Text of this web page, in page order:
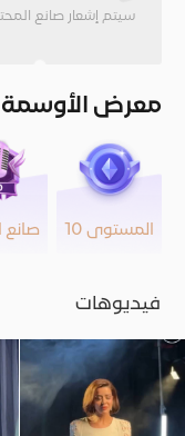
سيتم إشعار صانع
معرض الأوسمة
المستوى 10
فيديوهات